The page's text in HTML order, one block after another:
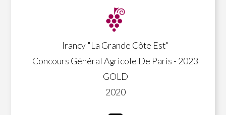
Irancy "La Grande Côte Est"
Concours Général Agricole De Paris - 2023
GOLD
2020